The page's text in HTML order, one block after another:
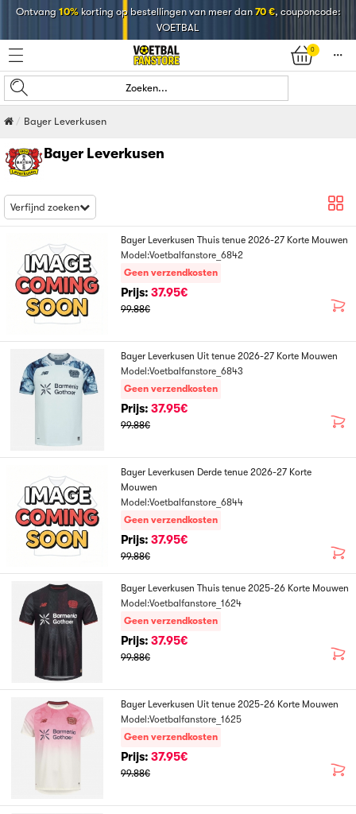
Ontvang 10%korting op bestellingen van meer dan70 €, couponcode:
VOETBAL
0
󰄒
Zoeken...
Bayer Leverkusen
Bayer Leverkusen
Verfijnd zoeken
Bayer Leverkusen Thuis tenue 2026-27 Korte Mouwen
Model:Voetbalfanstore_6842
Geen verzendkosten
Prijs: 37.95€
99.88€
Bayer Leverkusen Uit tenue 2026-27 Korte Mouwen
Model:Voetbalfanstore_6843
Geen verzendkosten
Prijs: 37.95€
99.88€
Bayer Leverkusen Derde tenue 2026-27 Korte
Mouwen
Model:Voetbalfanstore_6844
Geen verzendkosten
Prijs: 37.95€
99.88€
Bayer Leverkusen Thuis tenue 2025-26 Korte Mouwen
Model:Voetbalfanstore_1624
Geen verzendkosten
Prijs: 37.95€
99.88€
Bayer Leverkusen Uit tenue 2025-26 Korte Mouwen
Model:Voetbalfanstore_1625
Geen verzendkosten
Prijs: 37.95€
99.88€